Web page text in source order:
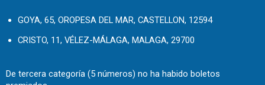
GOYA, 65, OROPESA DEL MAR, CASTELLON, 12594
CRISTO, 11, VÉLEZ-MÁLAGA, MALAGA, 29700
De tercera categoría (5 números) no ha habido boletos